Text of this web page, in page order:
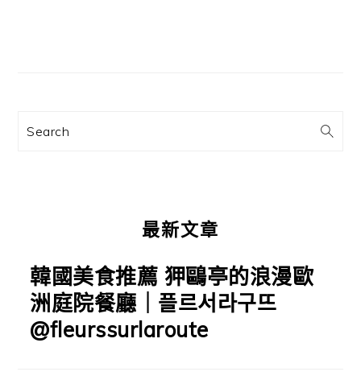
訊
Search
最新文章
韓國美食推薦 狎鷗亭的浪漫歐
洲庭院餐廳｜플르서라구뜨
@fleurssurlaroute